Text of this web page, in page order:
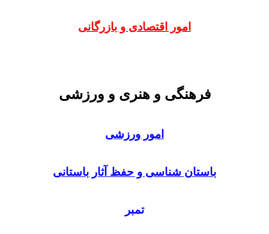
امور اقتصادی و بازرگانی
فرهنگی و هنری و ورزشی
امور ورزشی
باستان شناسی و حفظ آثار باستانی
تمبر